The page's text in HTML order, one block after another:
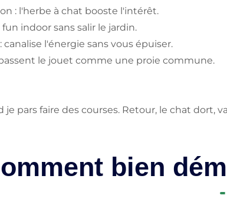
: l'herbe à chat booste l'intérêt.
indoor sans salir le jardin.
l'énergie sans vous épuiser.
le jouet comme une proie commune.
je pars faire des courses. Retour, le chat dort,
bien